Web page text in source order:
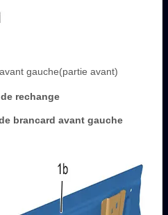
gauche(partie avant)
rechange
brancard avant gauche